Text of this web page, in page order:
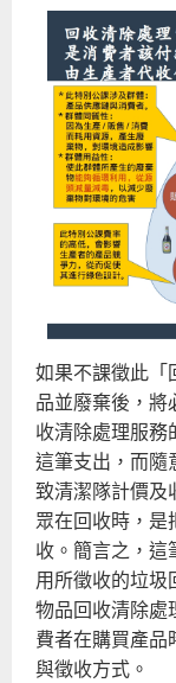
如果不課徵此「
品並廢棄後，
收清除處理服
這筆支出，而隨
致清潔隊計價及
眾在回收時，是
收。簡言之，
用所徵收的垃
物品回收清除處
費者在購買產
與徵收方式。